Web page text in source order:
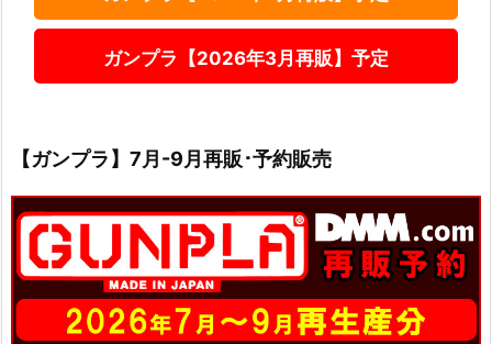
ガンプラ【2026年3月再販】予定
【ガンプラ】7月-9月再販･予約販売